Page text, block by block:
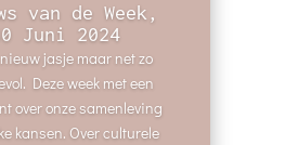
van de Week,
Juni 2024
jasje maar net zo
Deze week met een
over onze samenleving
kansen. Over culturele